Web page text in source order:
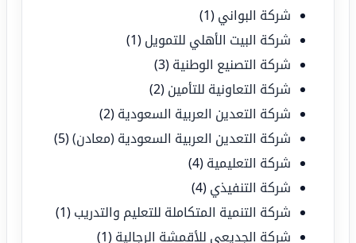
شركة البواني (1)
شركة البيت الأهلي للتمويل (1)
شركة التصنيع الوطنية (3)
شركة التعاونية للتأمين (2)
شركة التعدين العربية السعودية (2)
شركة التعدين العربية السعودية (معادن)(5)
شركة التعليمية (4)
شركة التنفيذي (4)
شركة التنمية المتكاملة للتعليم والتدريب (1)
شركة الجديعي للأقمشة الرجالية (1)